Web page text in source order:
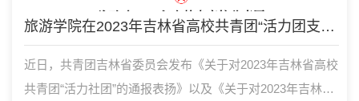
旅游学院在2023年吉林省高校共青团“活力团支部”“活力社团”评选中喜获佳绩
近日，共青团吉林省委员会发布《关于对2023年吉林省高校
共青团“活力社团”的通报表扬》以及《关于对2023年吉林省